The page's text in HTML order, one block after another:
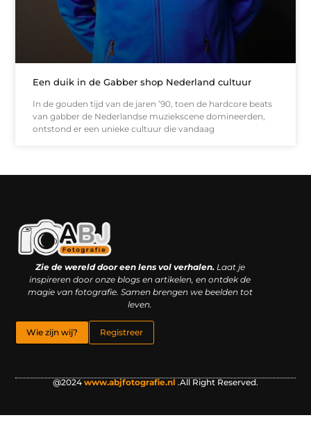
Een duik in de Gabber shop Nederland cultuur
In de gouden tijd van de jaren ’90, toen de hardcore beats
van gabber de Nederlandse muziekscene domineerden,
ontstond er een unieke cultuur die vandaag
Zie de wereld door een lens vol verhalen.Laat je
inspireren door onze blogs en artikelen, en ontdek de
magie van fotografie. Samen brengen we beelden tot
leven.
Wie zijn wij? Registreer
@2024 www.abjfotografie.nl .All Right Reserved.